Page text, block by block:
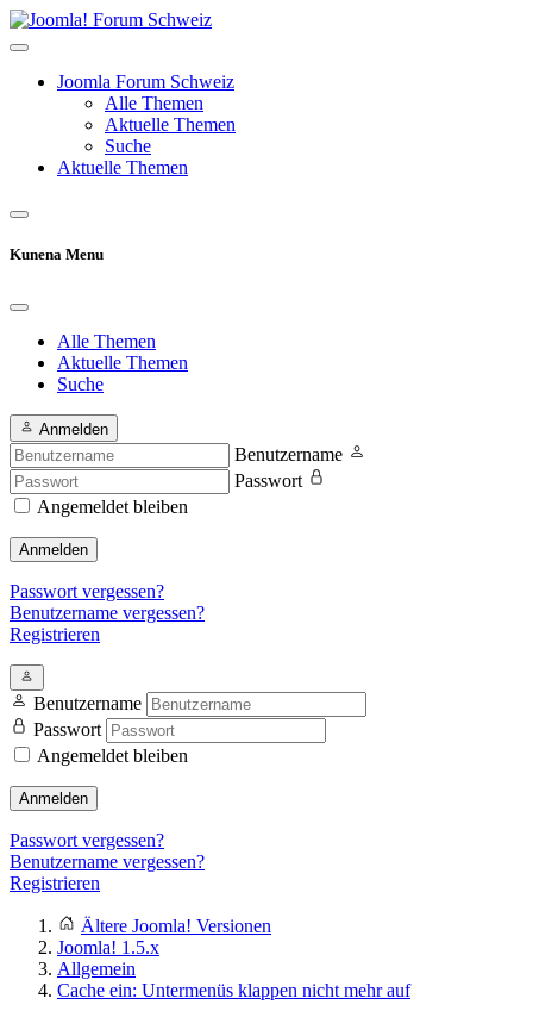
Joomla Forum Schweiz
Alle Themen
Aktuelle Themen
Suche
Aktuelle Themen
Kunena Menu
Alle Themen
Aktuelle Themen
Suche
Anmelden
Benutzername
Passwort
Angemeldet bleiben
Anmelden
Passwort vergessen?
Benutzername vergessen?
Registrieren
Benutzername
Passwort
Angemeldet bleiben
Anmelden
Passwort vergessen?
Benutzername vergessen?
Registrieren
Ältere Joomla! Versionen
Joomla! 1.5.x
Allgemein
Cache ein: Untermenüs klappen nicht mehr auf